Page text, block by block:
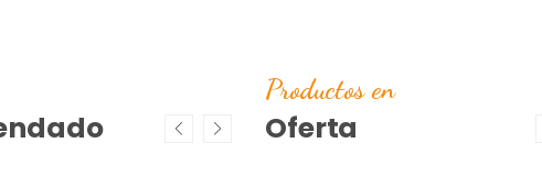
Productos en
Oferta